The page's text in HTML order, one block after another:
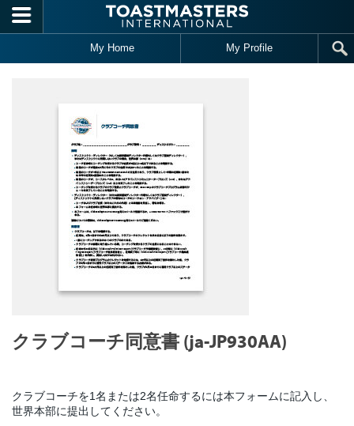
Skip to main content
My Home My Profile
クラブコーチ同意書 (ja-JP930AA)
クラブコーチを1名または2名任命するには本フォームに記入し、
世界本部に提出してください。